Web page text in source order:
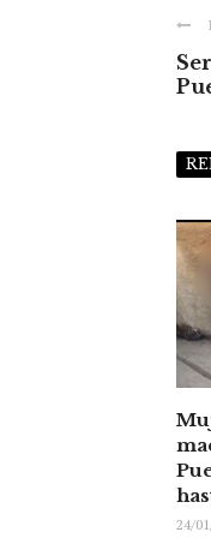
24/